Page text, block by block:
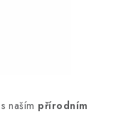
naším přírodním